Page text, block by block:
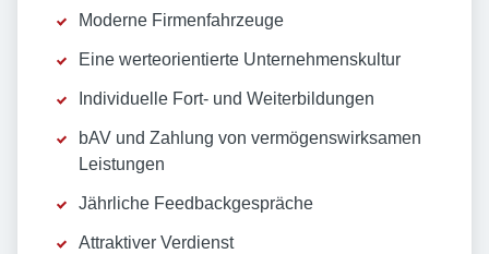
Moderne Firmenfahrzeuge
Eine werteorientierte Unternehmenskultur
Individuelle Fort- und Weiterbildungen
bAV und Zahlung von vermögenswirksamen
Leistungen
Jährliche Feedbackgespräche
Attraktiver Verdienst